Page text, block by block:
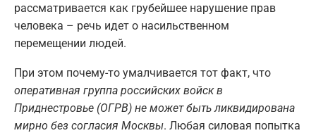
рассматривается как грубейшее нарушение прав
человека – речь идет о насильственном
перемещении людей.
При этом почему-то умалчивается тот факт, что
оперативная группа российских войск в
Приднестровье (ОГРВ) не может быть ликвидирована
мирно без согласия Москвы. Любая силовая попытка